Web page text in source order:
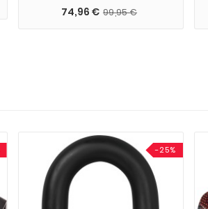
74,96 € 99,95 €
-25%